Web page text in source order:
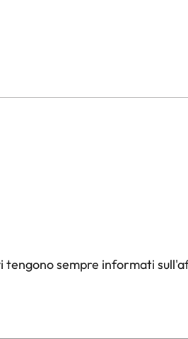
sempre informati